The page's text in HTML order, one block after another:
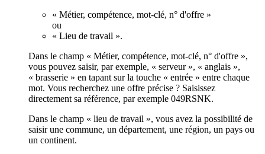
« Métier, compétence, mot-clé, n° d'offre »
ou
« Lieu de travail ».
Dans le champ « Métier, compétence, mot-clé, n° d'offre »,
vous pouvez saisir, par exemple, « serveur », « anglais »,
« brasserie » en tapant sur la touche « entrée » entre chaque
mot. Vous recherchez une offre précise ? Saisissez
directement sa référence, par exemple 049RSNK.
Dans le champ « lieu de travail », vous avez la possibilité de
saisir une commune, un département, une région, un pays ou
un continent.